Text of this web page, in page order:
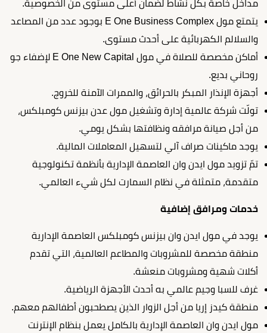
مداخل خاصة بكل نشاط لضمان أعلى مستوى من الخصوصية.
يتمتع مول E One Business Complex بوجود عدد من المصاعد
والسلالم الكهربائية على أحدث مستوى.
أماكن مخصصة للصلاة في مول E One New Capital لإضفاء جو
روحاني بديع.
أجهزة الإنذار المبكر بالحرائق، والممرات الآمنة للخروج.
تولّت شركة عالمية إدارة وتشغيل مول عدن بيزنس كومبلكس،
من أجل صيانة مرافقه ونظافتها بشكل يومي.
يوجد ماكينات صراف آلي لتسهيل المعاملات المالية.
تمّ تزويد مول ايدن وان العاصمة الإدارية بأنظمة تكنولوجية
متقدمة، متمثلة في نظام السمارت لكل شيء العالمي.
خدمات ومرافق إضافية
يوجد في مول ايدن وان بيزنس كومبلكس العاصمة الإدارية
منطقة مخصصة للمشروبات والمطاعم العالمية، التي تقدم
أكلات شهية ومشروبات منعشة.
غرف للسبا وجيم عالمي به أحدث الأجهزة الرياضية.
منطقة كيدز إريا من أجل الزوار الذين يصطحبون أطفالهم معهم.
مول ايدن وان العاصمة الإدارية بالكامل يعمل بنظام الإنترنت